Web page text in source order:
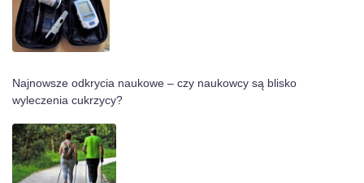
Najnowsze odkrycia naukowe – czy naukowcy są blisko
wyleczenia cukrzycy?